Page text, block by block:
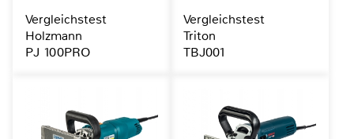
Vergleichstest
Holzmann
PJ 100PRO
Vergleichstest
Triton
TBJ001